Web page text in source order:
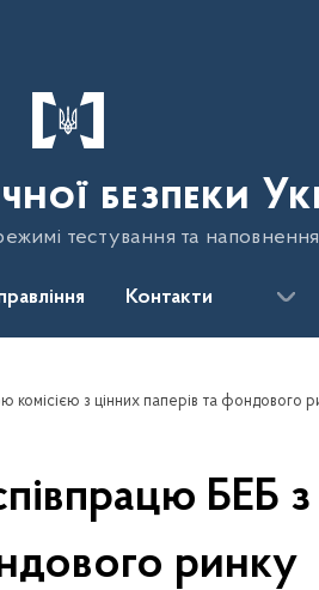
безпеки
тестування та
Контакти
з цінних паперів та фондового
БЕБ
ринку